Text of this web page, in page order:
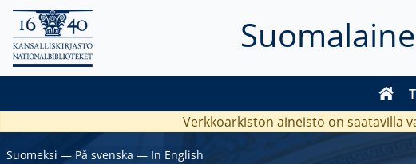
Verkkoarkiston aineisto on saatavilla
Suomeksi ― På svenska ― In English